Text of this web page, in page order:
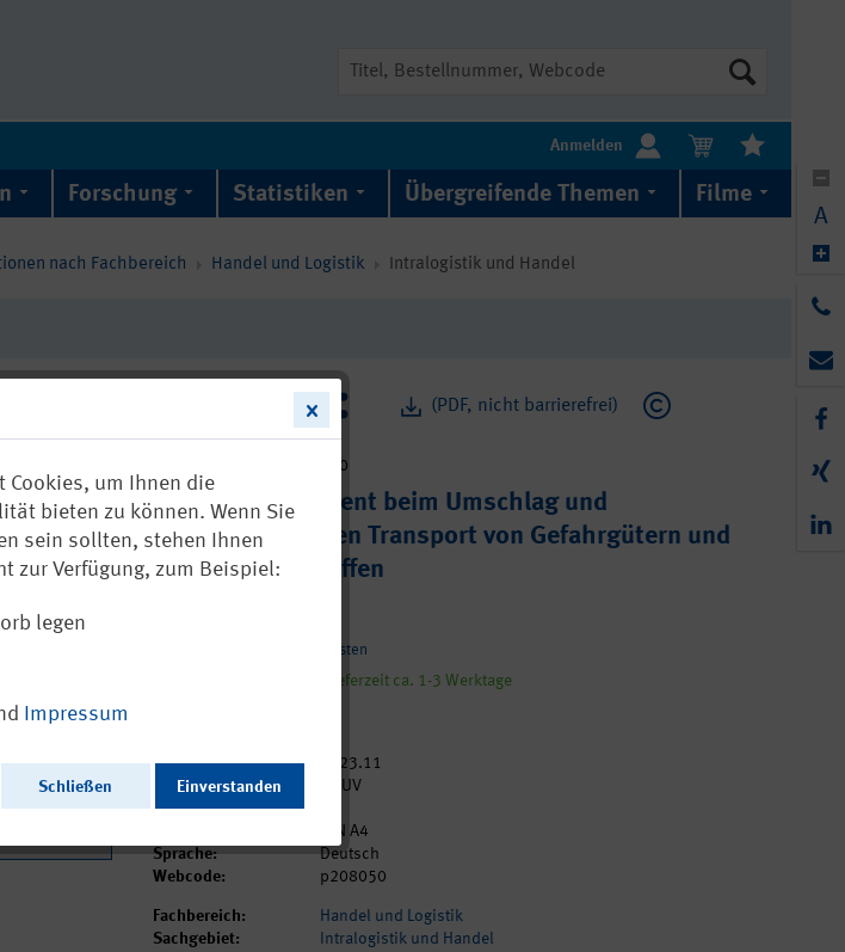
Anmelden
Forschung Statistiken Übergreifende Themen Filme
nach Fachbereich Handel und Logistik Intralogistik und Handel
(PDF, nicht barrierefrei)
DGUV Information 208-050
Notfallmanagement beim Umschlag und
innerbetrieblichen Transport von Gefahrgütern und
gefährlichen Stoffen
zzgl. Versandkosten
Sofort versandfertig, Lieferzeit ca. 1-3 Werktage
Ausgabedatum:
2023.11
Herausgeber:
DGUV
Seitenzahl:
DIN A4
Sprache:
Deutsch
Webcode:
p208050
Fachbereich:
Handel und Logistik
Sachgebiet:
Intralogistik und Handel
A
Cookies, um Ihnen die
bieten zu können. Wenn Sie
sein sollten, stehen Ihnen
zur Verfügung, zum Beispiel:
legen
Impressum
Schließen Einverstanden